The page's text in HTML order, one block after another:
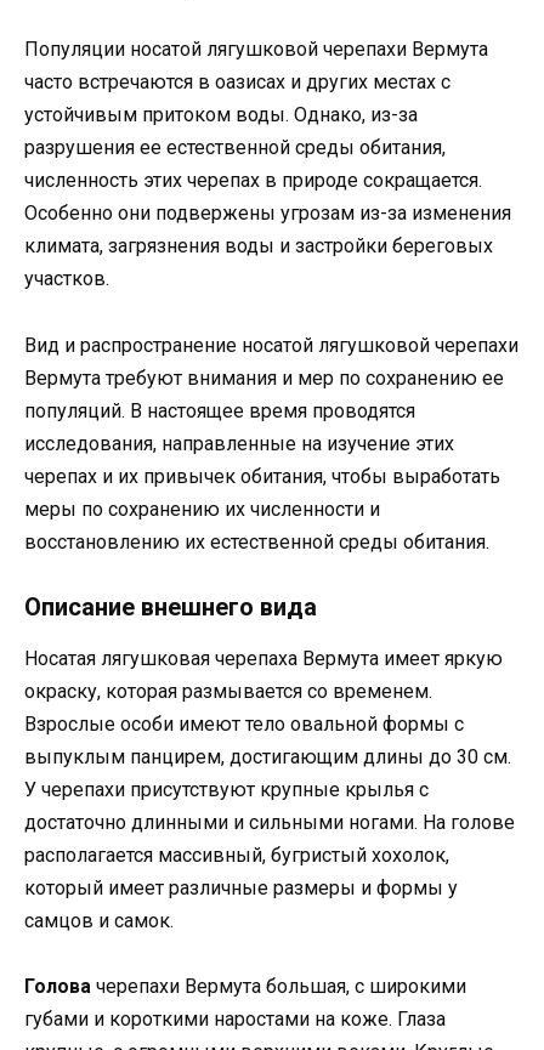
Популяции носатой лягушковой черепахи Вермута
часто встречаются в оазисах и других местах с
устойчивым притоком воды. Однако, из-за
разрушения ее естественной среды обитания,
численность этих черепах в природе сокращается.
Особенно они подвержены угрозам из-за изменения
климата, загрязнения воды и застройки береговых
участков.
Вид и распространение носатой лягушковой черепахи
Вермута требуют внимания и мер по сохранению ее
популяций. В настоящее время проводятся
исследования, направленные на изучение этих
черепах и их привычек обитания, чтобы выработать
меры по сохранению их численности и
восстановлению их естественной среды обитания.
Описание внешнего вида
Носатая лягушковая черепаха Вермута имеет яркую
окраску, которая размывается со временем.
Взрослые особи имеют тело овальной формы с
выпуклым панцирем, достигающим длины до 30 см.
У черепахи присутствуют крупные крылья с
достаточно длинными и сильными ногами. На голове
располагается массивный, бугристый хохолок,
который имеет различные размеры и формы у
самцов и самок.
Голова черепахи Вермута большая, с широкими
губами и короткими наростами на коже. Глаза